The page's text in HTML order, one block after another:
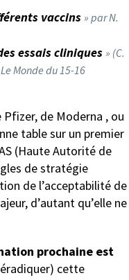
vaccins » par N.
essais cliniques » (C.
Monde du 15-16
Pfizer, de Moderna , ou
table sur un premier
(Haute Autorité de
de stratégie
de l’acceptabilité de
d’autant qu’elle ne
prochaine est
cette